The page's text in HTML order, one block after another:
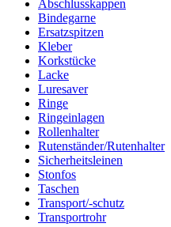
Abschlusskappen
Bindegarne
Ersatzspitzen
Kleber
Korkstücke
Lacke
Luresaver
Ringe
Ringeinlagen
Rollenhalter
Rutenständer/Rutenhalter
Sicherheitsleinen
Stonfos
Taschen
Transport/-schutz
Transportrohr